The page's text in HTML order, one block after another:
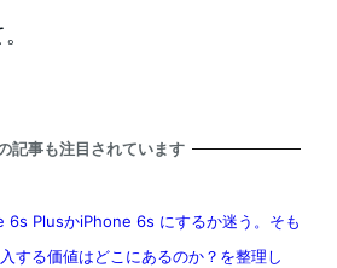
記事も注目されています
6s PlusかiPhone 6s にするか迷う。そも
する価値はどこにあるのか？を整理し